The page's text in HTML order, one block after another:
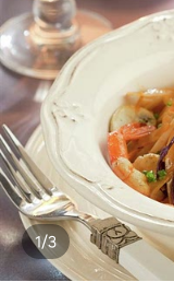
1/3